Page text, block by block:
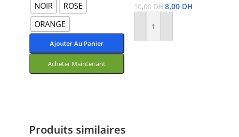
NOIR
ROSE
ORANGE
Ajouter Au Panier
Acheter Maintenant
10,00DH 8,00 DH
Ajouter Au Panier
Produits similaires